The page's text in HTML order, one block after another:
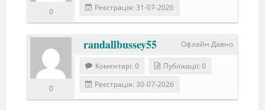
0 Реєстрація: 31-07-2026
Офлайн Давно
randallbussey55
0
Коментарі: 0
Публікації: 0
Реєстрація: 30-07-2026